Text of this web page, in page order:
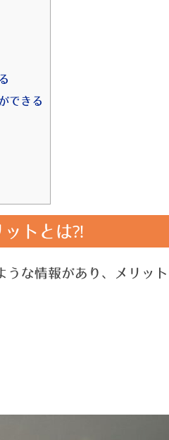
できる
ットとは⁈
な情報があり、メリッ